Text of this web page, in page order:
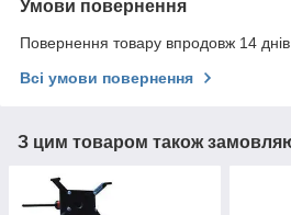
Умови повернення
Повернення товару впродовж 14
Всі умови повернення
З цим товаром також